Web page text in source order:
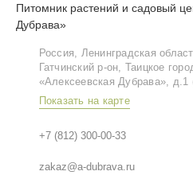
Питомник растений и садовый
Дубрава»
Россия, Ленинградская
Гатчинский р‑он, Таицкое
«Алексеевская Дубрава»,
Показать на карте
+7 (812) 300-00-33
zakaz@a-dubrava.ru